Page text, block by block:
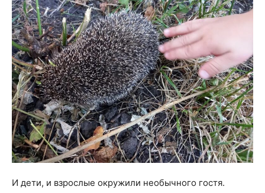
И дети, и взрослые окружили необычного гостя.